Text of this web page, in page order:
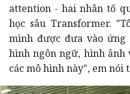
attention - hai nhân tố
học sâu Transformer.
mình được đưa vào
hình ngôn ngữ, hình ảnh
các mô hình này", em nói